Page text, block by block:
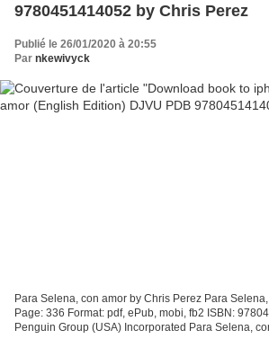
9780451414052 by Chris Perez
Publié le 26/01/2020 à 20:55
Par nkewivyck
Para Selena, con amor by Chris Perez Para
Page: 336 Format: pdf, ePub, mobi, fb2 ISBN:
Penguin Group (USA) Incorporated Para Selena,